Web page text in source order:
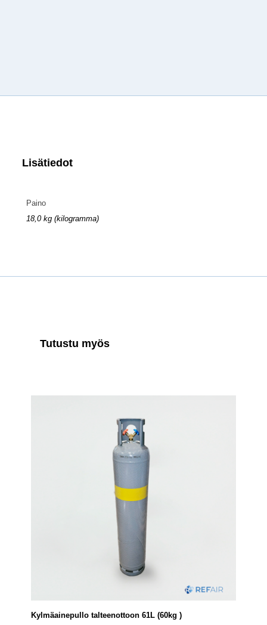
Lisätiedot
Paino
18,0 kg (kilogramma)
Tutustu myös
Kylmäainepullo talteenottoon 61L (60kg )